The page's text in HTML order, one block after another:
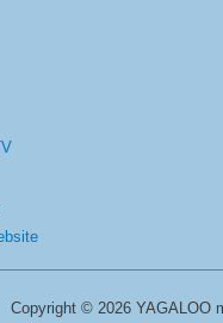
Copyright © 2026 YAGALOO